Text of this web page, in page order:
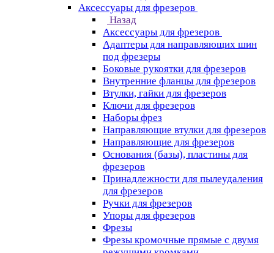
Аксессуары для фрезеров
Назад
Аксессуары для фрезеров
Адаптеры для направляющих шин
под фрезеры
Боковые рукоятки для фрезеров
Внутренние фланцы для фрезеров
Втулки, гайки для фрезеров
Ключи для фрезеров
Наборы фрез
Направляющие втулки для фрезеров
Направляющие для фрезеров
Основания (базы), пластины для
фрезеров
Принадлежности для пылеудаления
для фрезеров
Ручки для фрезеров
Упоры для фрезеров
Фрезы
Фрезы кромочные прямые с двумя